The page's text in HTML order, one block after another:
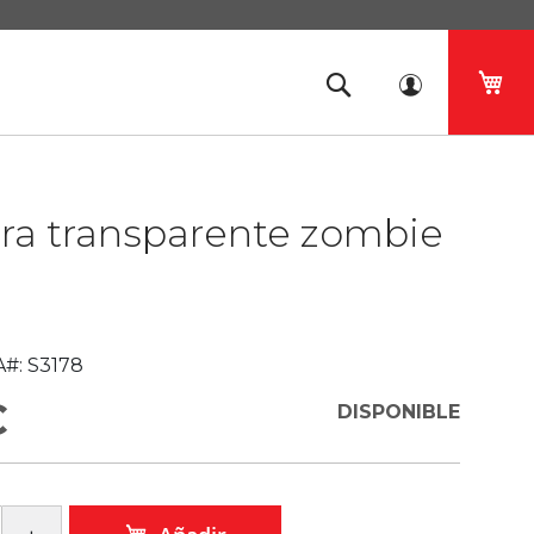
transparente zombie
S3178
DISPONIBLE